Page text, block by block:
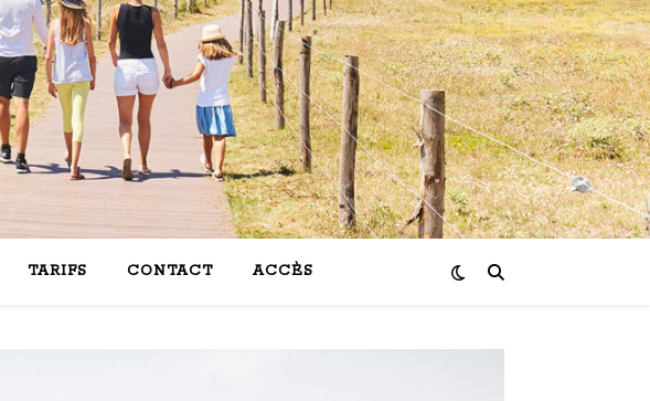
TARIFS CONTACT ACCÈS